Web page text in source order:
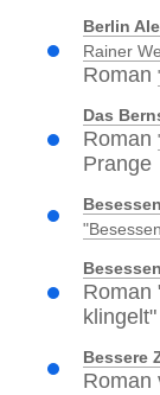
Berlin
Rainer
Roman
Das
Roman
Prange
Roman
Bessere
Roman